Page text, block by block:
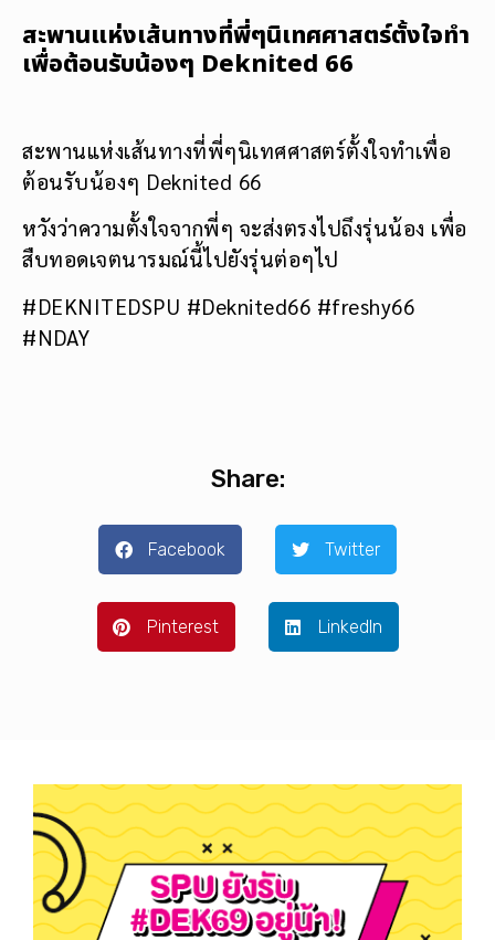
สะพานแห่งเส้นทางที่พี่ๆนิเทศศาสตร์ตั้งใจทำ
เพื่อต้อนรับน้องๆ Deknited 66
สะพานแห่งเส้นทางที่พี่ๆนิเทศศาสตร์ตั้งใจทำเพื่อ
ต้อนรับน้องๆ Deknited 66
หวังว่าความตั้งใจจากพี่ๆ จะส่งตรงไปถึงรุ่นน้อง เพื่อ
สืบทอดเจตนารมณ์นี้ไปยังรุ่นต่อๆไป
#DEKNITEDSPU #Deknited66 #freshy66
#NDAY
Share:
Facebook Twitter
Pinterest LinkedIn